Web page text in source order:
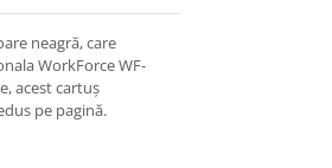
neagră, care
WorkForce WF-
acest cartuș
pe pagină.